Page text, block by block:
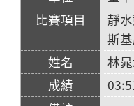
靜
斯
林